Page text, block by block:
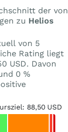
der von
zu Helios
von 5
Rating liegt
USD. Davon
0 %
88,50 USD